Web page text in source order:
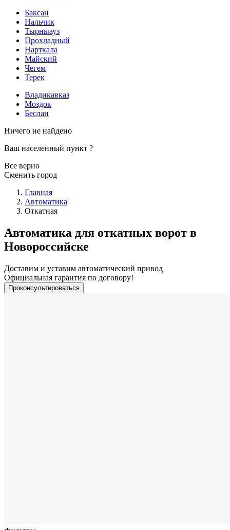
Баксан
Нальчик
Тырныауз
Прохладный
Нарткала
Майский
Чегем
Терек
Владикавказ
Моздок
Беслан
Ничего не найдено
Ваш населенный пункт ?
Все верно
Сменить город
Главная
Автоматика
Откатная
Автоматика для откатных ворот в
Новороссийске
Доставим и уставим автоматический привод
Официальная гарантия по договору!
Проконсультироваться